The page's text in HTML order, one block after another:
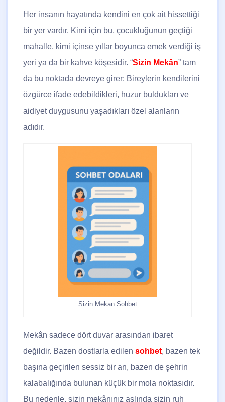
Her insanın hayatında kendini en çok ait hissettiği
bir yer vardır. Kimi için bu, çocukluğunun geçtiği
mahalle, kimi içinse yıllar boyunca emek verdiği iş
yeri ya da bir kahve köşesidir. “Sizin Mekân” tam
da bu noktada devreye girer: Bireylerin kendilerini
özgürce ifade edebildikleri, huzur buldukları ve
aidiyet duygusunu yaşadıkları özel alanların
adıdır.
Sizin Mekan Sohbet
Mekân sadece dört duvar arasından ibaret
değildir. Bazen dostlarla edilen sohbet, bazen tek
başına geçirilen sessiz bir an, bazen de şehrin
kalabalığında bulunan küçük bir mola noktasıdır.
Bu nedenle, sizin mekânınız aslında sizin ruh